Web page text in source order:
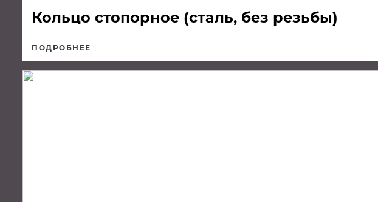
Кольцо стопорное (сталь, без резьбы)
ПОДРОБНЕЕ